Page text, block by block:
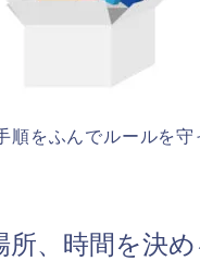
順をふんでルールを
所、時間を決め